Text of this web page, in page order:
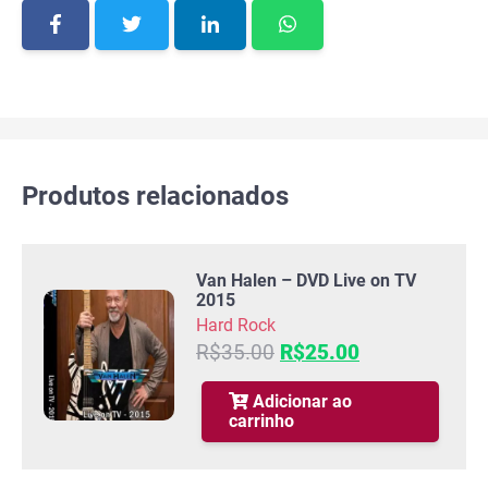
Produtos relacionados
Van Halen – DVD Live on TV
2015
Hard Rock
R$35.00 O
preço
original
era:
R$35.00.
R$25.00O
preço
R$25.00.
Adicionar ao
carrinho